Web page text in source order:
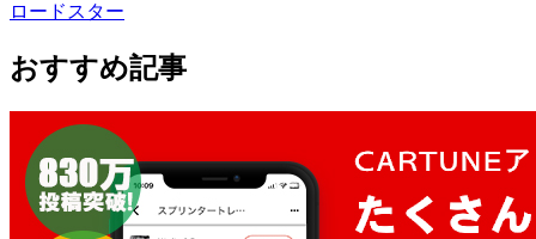
ロードスター
おすすめ記事